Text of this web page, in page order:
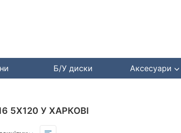
Б/У диски Аксесуари
5X120 У ХАРКОВІ